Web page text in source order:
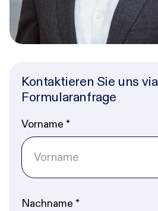
Kontaktieren Sie uns via
Formularanfrage
Vorname *
Nachname *